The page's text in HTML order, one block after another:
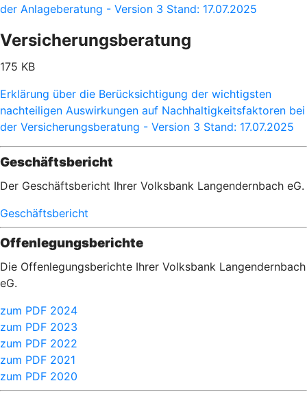
der Anlageberatung - Version 3 Stand: 17.07.2025
Versicherungsberatung
175 KB
Erklärung über die Berücksichtigung der wichtigsten
nachteiligen Auswirkungen auf Nachhaltigkeitsfaktoren bei
der Versicherungsberatung - Version 3 Stand: 17.07.2025
Geschäftsbericht
Der Geschäftsbericht Ihrer Volksbank Langendernbach eG.
Geschäftsbericht
Offenlegungsberichte
Die Offenlegungsberichte Ihrer Volksbank Langendernbach
eG.
zum PDF 2024
zum PDF 2023
zum PDF 2022
zum PDF 2021
zum PDF 2020